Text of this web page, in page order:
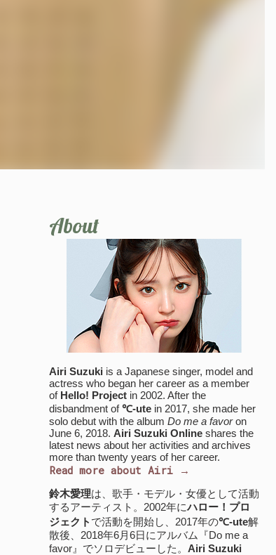
About
Airi Suzuki is a Japanese singer, model and
actress who began her career as a member
of Hello! Project in 2002. After the
disbandment of℃-utein 2017, she made her
solo debut with the album Do me a favoron
June 6, 2018. Airi Suzuki Onlineshares the
latest news about her activities and archives
more than twenty years of her career.
Read more about Airi →
鈴木愛理は、歌手・モデル・女優として活動
するアーティスト。2002年にハロー！プロ
ジェクト で活動を開始し、2017年の℃-ute解
散後、2018年6月6日にアルバム『Do me a
favor』でソロデビューした。 Airi Suzuki